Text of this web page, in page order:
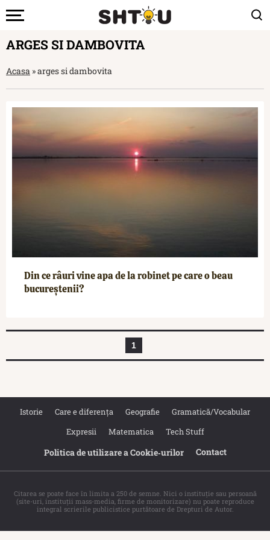
ARGES SI DAMBOVITA
Acasa »arges si dambovita
Din ce râuri vine apa de la robinet pe care o beau
bucureștenii?
1
Istorie Care e diferența Geografie
Gramatică/Vocabular
Expresii
Matematica Tech Stuff
Politica de utilizare a Cookie‐urilor Contact
Citarea se poate face în limita a 250 de semne. Nici o instituţie sau persoană
(site-uri, instituţii mass-media, firme de monitorizare) nu poate reproduce
integral scrierile publicistice purtătoare de Drepturi de Autor.